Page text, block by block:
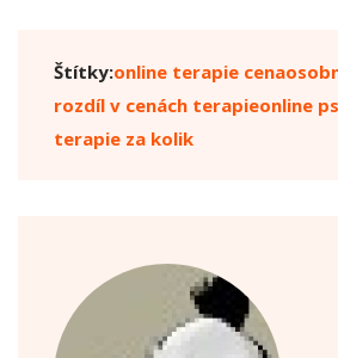
Štítky:online terapie cena
rozdíl v cenách terapieonline
terapie za kolik